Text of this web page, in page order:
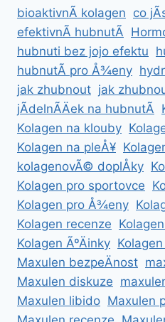
bioaktivnÃ­ kolagen co
efektivnÃ­ hubnutÃ­
hubnuti bez jojo efektu
hubnutÃ­ pro Å¾eny
jak zhubnout jak
jÃ­delnÃ­Äek na hubnutÃ­
Kolagen na klouby
Kolagen na pleÅ¥
kolagenovÃ© doplÅky
Kolagen pro sportovce
Kolagen pro Å¾eny
Kolagen recenze
Kolagen ÃºÄinky
Maxulen bezpeÄnost
Maxulen diskuze
Maxulen libido Maxulen